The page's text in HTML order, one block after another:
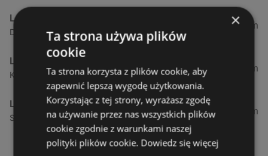
Leroy Merlin
Dobrawy 1 1, 78-100 Budzistowo
91,92 km
Leroy Merlin
Koszalińska 1 1, 75-900 Koszalin
130,23 km
Leroy Merlin
Słowiańska 70, 66-400 Gorzów Wielkopolski
143,49 km
×
Ta strona używa plików
cookie
Ta strona korzysta z plików cookie, aby
zapewnić lepszą wygodę użytkowania.
Korzystając z tej strony, wyrażasz zgodę
na używanie przez nas wszystkich plików
cookie zgodnie z warunkami naszej
polityki plików cookie. Dowiedz się więcej